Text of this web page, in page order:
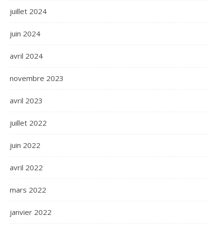
juillet 2024
juin 2024
avril 2024
novembre 2023
avril 2023
juillet 2022
juin 2022
avril 2022
mars 2022
janvier 2022